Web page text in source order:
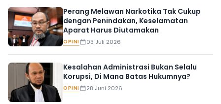
Perang Melawan Narkotika Tak Cukup
dengan Penindakan, Keselamatan
Aparat Harus Diutamakan
OPINI 03 Juli 2026
Kesalahan Administrasi Bukan Selalu
Korupsi, Di Mana Batas Hukumnya?
OPINI 28 Juni 2026